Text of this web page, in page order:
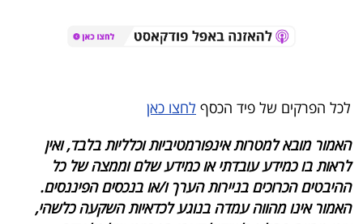
אחרינו:
לכל הפרקים של פיד הכסף לחצו כאן
האמור מובא למטרות אינפורמטיביות וכלליות בלבד, ואין
לראות בו כמידע עובדתי או כמידע שלם וממצה של כל
ההיבטים הכרוכים בניירות הערך ו/או בנכסים הפיננסים.
האמור אינו מהווה עמדה בנוגע לכדאיות השקעה כלשהי,